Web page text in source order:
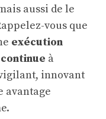
aussi de le
vous que
exécution
à
innovant
avantage